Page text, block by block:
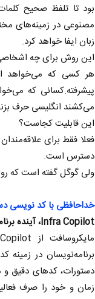
بود تا تلفظ صحیح
مصنوعی در زمینه‌های
زبان ایفا خواهد کرد.
این روش برای چه
هر کسی که می‌خواهد
پیشرفته.کسانی که
می‌کشند انگلیسی حرف
این قابلیت کجاست؟
فعلا فقط برای
دسترس است.
ولی گوگل گفته است که
خداحافظی با کد نویسی
Infra Copilot، آینده برنامه‌نویسی
برنامه‌نویسان در
دستورات، کدهای دقیق و